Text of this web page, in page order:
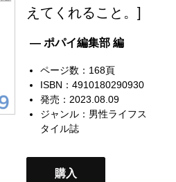
えてくれること。]
— ポパイ編集部 編
ページ数：168頁
ISBN：4910180290930
発売：2023.08.09
ジャンル： 男性ライフス
タイル誌
購入